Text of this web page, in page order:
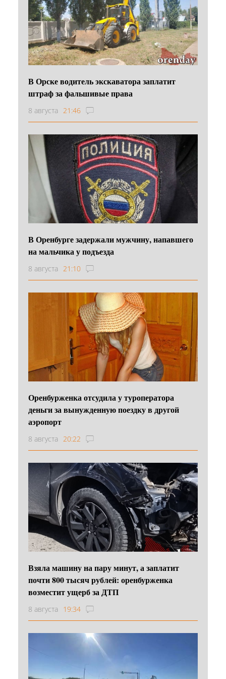
В Орске водитель экскаватора заплатит
штраф за фальшивые права
8 августа 21:46
В Оренбурге задержали мужчину, напавшего
на мальчика у подъезда
8 августа 21:10
Оренбурженка отсудила у туроператора
деньги за вынужденную поездку в другой
аэропорт
8 августа 20:22
Взяла машину на пару минут, а заплатит
почти 800 тысяч рублей: оренбурженка
возместит ущерб за ДТП
8 августа 19:34